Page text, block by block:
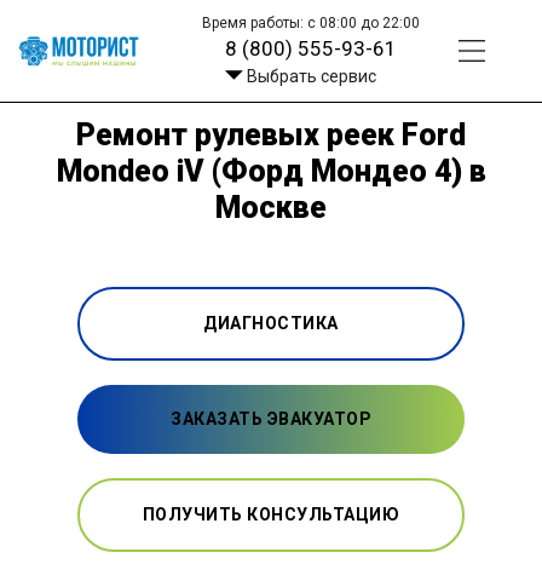
Время работы: с 08:00 до 22:00
8 (800) 555-93-61
Выбрать сервис
Ремонт рулевых реек Ford
Mondeo iV (Форд Мондео 4) в
Москве
ДИАГНОСТИКА
ЗАКАЗАТЬ ЭВАКУАТОР
ПОЛУЧИТЬ КОНСУЛЬТАЦИЮ